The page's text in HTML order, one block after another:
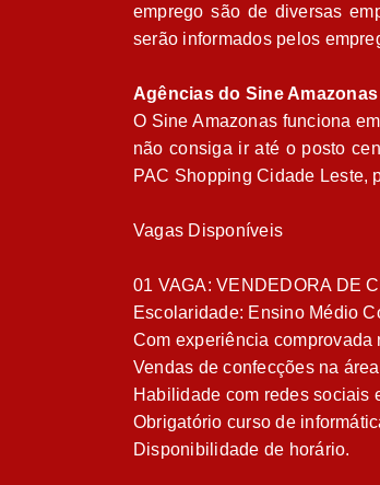
emprego são de diversas
serão informados pelos
Agências do Sine Amazonas
O Sine Amazonas funciona
não consiga ir até o posto
PAC Shopping Cidade Leste,
Vagas Disponíveis
01 VAGA: VENDEDORA DE
Escolaridade: Ensino Médio
Com experiência comprovada
Vendas de confecções na
Habilidade com redes sociais
Obrigatório curso de
Disponibilidade de horário.